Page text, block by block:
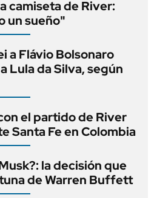
camiseta de River:
un sueño"
a Flávio Bolsonaro
Lula da Silva, según
el partido de River
Santa Fe en Colombia
la decisión que
de Warren Buffett